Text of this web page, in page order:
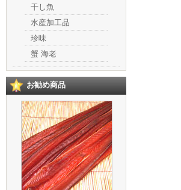
干し魚
水産加工品
珍味
蟹 海老
お勧め商品